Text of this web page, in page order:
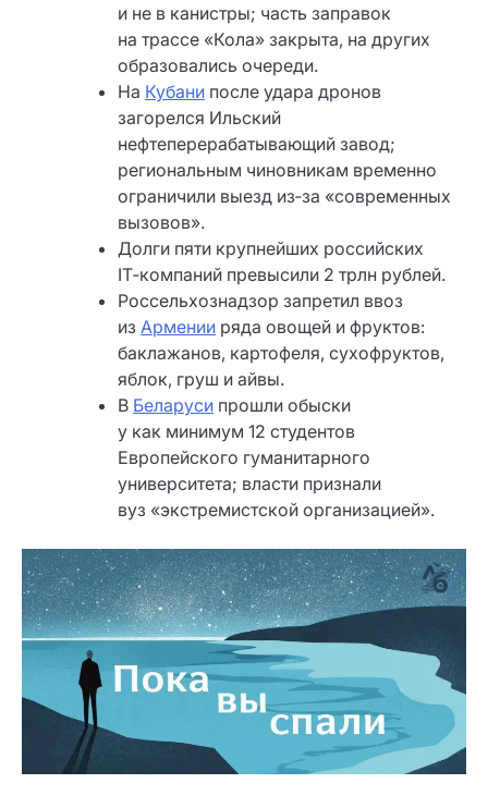
и не в канистры; часть заправок
на трассе «Кола» закрыта, на других
образовались очереди.
На Кубани после удара дронов
загорелся Ильский
нефтеперерабатывающий завод;
региональным чиновникам временно
ограничили выезд из‑за «современных
вызовов».
Долги пяти крупнейших российских
IT‑компаний превысили 2 трлн рублей.
Россельхознадзор запретил ввоз
из Армении ряда овощей и фруктов:
баклажанов, картофеля, сухофруктов,
яблок, груш и айвы.
В Беларуси прошли обыски
у как минимум 12 студентов
Европейского гуманитарного
университета; власти признали
вуз «экстремистской организацией».